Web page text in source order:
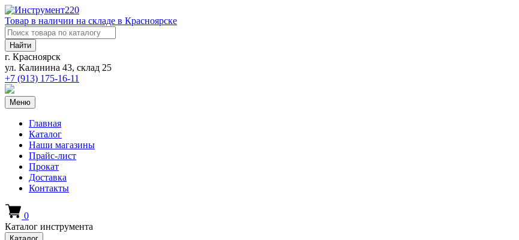
Товар в наличии на складе в Красноярске
Найти
г. Красноярск
ул. Калинина 43, склад 25
+7 (913) 175-16-11
Меню
Главная
Каталог
Наши магазины
Прайс-лист
Прокат
Доставка
Контакты
0
Каталог инструмента